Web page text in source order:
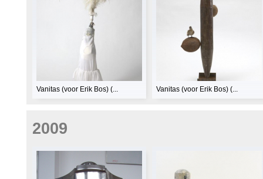
Vanitas (voor Erik Bos) (... Vanitas (voor Erik Bos) (...
2009